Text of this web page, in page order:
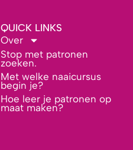
QUICK LINKS
Over
Stop met patronen
zoeken.
Met welke naaicursus
begin je?
Hoe leer je patronen op
maat maken?